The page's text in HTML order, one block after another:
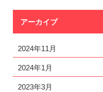
アーカイブ
2024年11月
2024年1月
2023年3月